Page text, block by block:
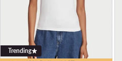
Trending